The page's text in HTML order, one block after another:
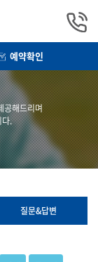
예약확인
공해드리며
다.
질문&답변